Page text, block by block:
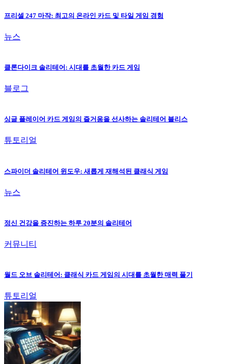
프리셀 247 마작: 최고의 온라인 카드 및 타일 게임 경험
뉴스
클론다이크 솔리테어: 시대를 초월한 카드 게임
블로그
싱글 플레이어 카드 게임의 즐거움을 선사하는 솔리테어 블리스
튜토리얼
스파이더 솔리테어 윈도우: 새롭게 재해석된 클래식 게임
뉴스
정신 건강을 증진하는 하루 20분의 솔리테어
커뮤니티
월드 오브 솔리테어: 클래식 카드 게임의 시대를 초월한 매력 풀기
튜토리얼